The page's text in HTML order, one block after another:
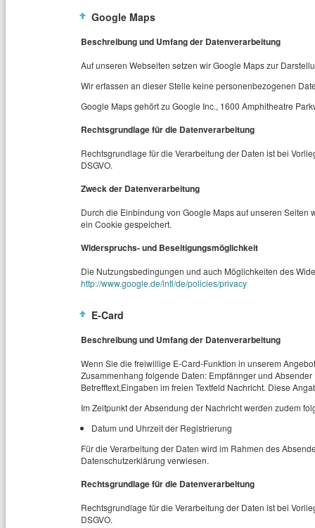
Google Maps
Beschreibung und Umfang der Datenverarbeitung
Auf unseren Webseiten setzen wir Google Maps zur
Wir erfassen an dieser Stelle keine personenbezogenen
Google Maps gehört zu Google Inc., 1600 Amphitheatre
Rechtsgrundlage für die Datenverarbeitung
Rechtsgrundlage für die Verarbeitung der Daten ist bei
DSGVO.
Zweck der Datenverarbeitung
Durch die Einbindung von Google Maps auf unseren
ein Cookie gespeichert.
Widerspruchs- und Beseitigungsmöglichkeit
Die Nutzungsbedingungen und auch Möglichkeiten des
http://www.google.de/intl/de/policies/privacy
E-Card
Beschreibung und Umfang der Datenverarbeitung
Wenn Sie die freiwillige E-Card-Funktion in unserem
Zusammenhang folgende Daten: Empfännger und
Betrefftext,Eingaben im freien Textfeld Nachricht. Diese
Im Zeitpunkt der Absendung der Nachricht werden zudem
Datum und Uhrzeit der Registrierung
Für die Verarbeitung der Daten wird im Rahmen des
Datenschutzerklärung verwiesen.
Rechtsgrundlage für die Datenverarbeitung
Rechtsgrundlage für die Verarbeitung der Daten ist bei
DSGVO.